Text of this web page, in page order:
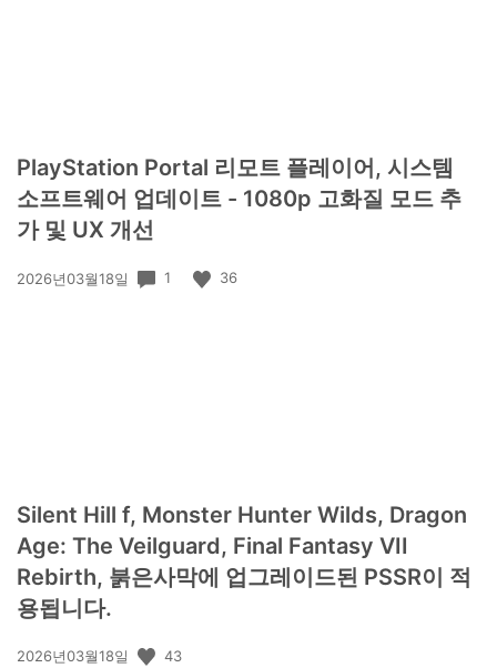
PlayStation Portal 리모트 플레이어, 시스템
소프트웨어 업데이트 - 1080p 고화질 모드 추
가 및 UX 개선
공
2026년03월18일 1 36
Silent Hill f, Monster Hunter Wilds, Dragon
Age: The Veilguard, Final Fantasy VII
Rebirth, 붉은사막에 업그레이드된 PSSR이 적
용됩니다.
공
2026년03월18일 43